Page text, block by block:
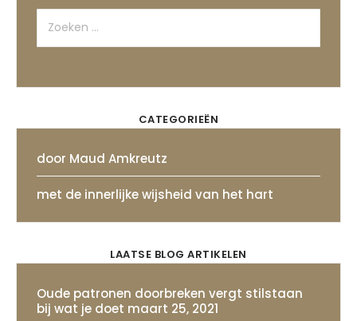
Zoeken
naar:
CATEGORIEËN
door Maud Amkreutz
met de innerlijke wijsheid van het hart
LAATSE BLOG ARTIKELEN
Oude patronen doorbreken vergt stilstaan
bij wat je doet maart 25, 2021